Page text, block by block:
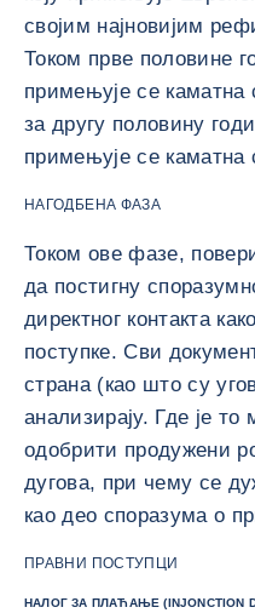
својим најновијим
Током прве половине
примењује се каматна
за другу половину
примењује се каматна
НАГОДБЕНА ФАЗА
Током ове фазе,
да постигну
директног контакта
поступке. Сви
страна (као што су
анализирају. Где је
одобрити продужени
дугова, при чему се
као део споразума о
ПРАВНИ ПОСТУПЦИ
НАЛОГ ЗА ПЛАЋАЊЕ (INJONCTION